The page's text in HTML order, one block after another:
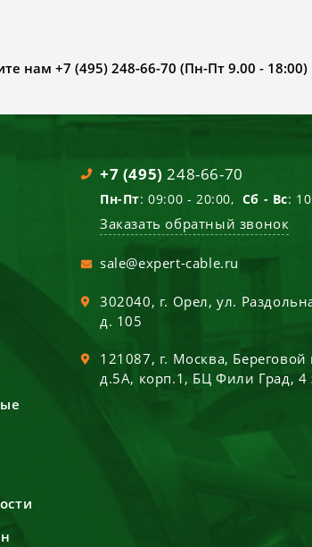
нам +7 (495) 248-66-70 (Пн-Пт 9.00 - 18:00)
+7 (495) 248-66-70
Пн-Пт: 09:00 - 20:00, Сб - Вс:
Заказать обратный звонок
sale@expert-cable.ru
302040, г. Орел,ул.
д. 105
121087, г. Москва, Береговой
д.5А, корп.1, БЦ Фили Град, 4